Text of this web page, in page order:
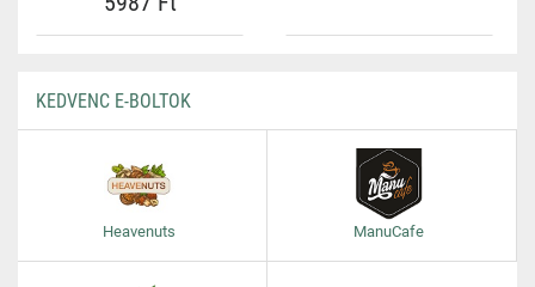
KEDVENC E-BOLTOK
Heavenuts ManuCafe